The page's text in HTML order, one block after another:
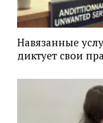
Навязанные
диктует свои